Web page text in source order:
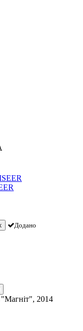
Додано
"Магніт", 2014